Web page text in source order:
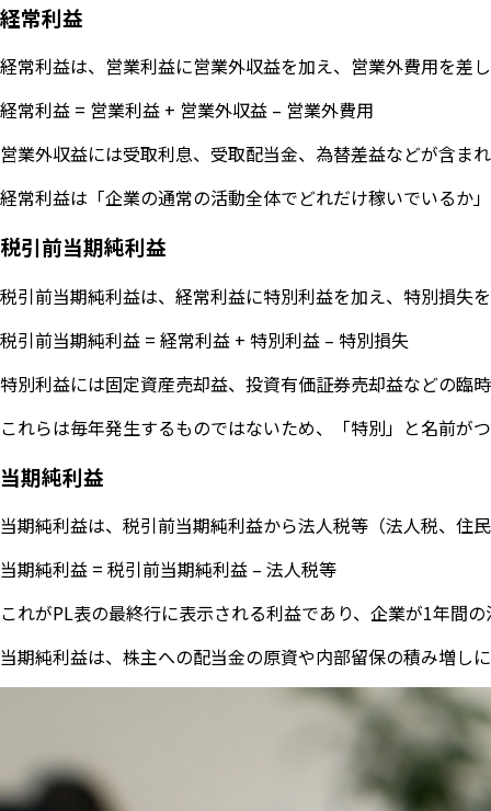
経常利益
経常利益は、営業利益に営業外収益を加え、営業外費用を差
経常利益 = 営業利益 + 営業外収益 – 営業外費用
営業外収益には受取利息、受取配当金、為替差益などが含ま
経常利益は「企業の通常の活動全体でどれだけ稼いでいるか
税引前当期純利益
税引前当期純利益は、経常利益に特別利益を加え、特別損失
税引前当期純利益 = 経常利益 + 特別利益 – 特別損失
特別利益には固定資産売却益、投資有価証券売却益などの臨
これらは毎年発生するものではないため、「特別」と名前が
当期純利益
当期純利益は、税引前当期純利益から法人税等（法人税、住
当期純利益 = 税引前当期純利益 – 法人税等
これがPL表の最終行に表示される利益であり、企業が1年間
当期純利益は、株主への配当金の原資や内部留保の積み増し